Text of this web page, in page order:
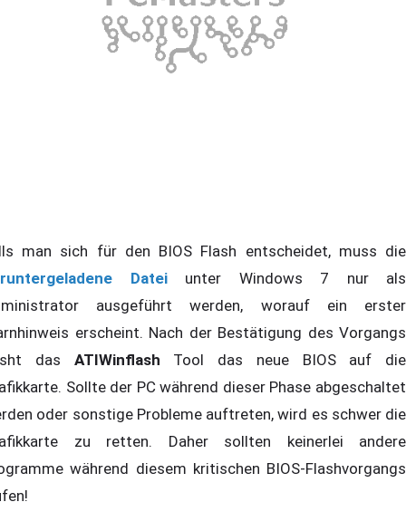
man sich für den BIOS Flash entscheidet, muss die
Dateiunter Windows 7 nur als
ausgeführt werden, worauf ein erster
erscheint. Nach der Bestätigung des Vorgangs
das ATIWinflash Tool das neue BIOS auf die
Sollte der PC während dieser Phase abgeschaltet
oder sonstige Probleme auftreten, wird es schwer die
zu retten. Daher sollten keinerlei andere
während diesem kritischen BIOS-Flashvorgangs